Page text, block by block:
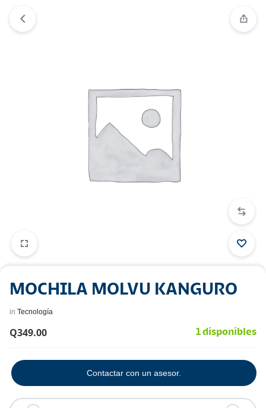
MOCHILA MOLVU KANGURO
in Tecnología
Q349.00 1 disponibles
Contactar con un asesor.